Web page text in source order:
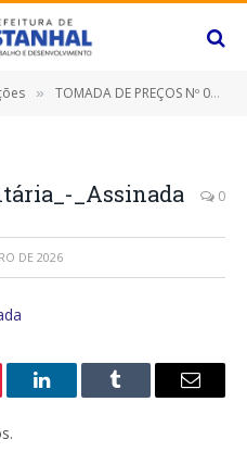
» TOMADA DE PREÇOS Nº 010/2021/PMC (CONTRATAÇÃO DE EMPRESA PARA A EXECUÇÃO DE SERVIÇOS DE MANUTENÇÃO PREVENTIVA E CORRETIVA, COM INSTALAÇÃO, IMPLANTAÇÃO, CONJUNTO DE ENERGIA SOLAR PARA O SISTEMA SEMAFÓRICO COM FORNECIMENTO DE MÃO DE OBRA)
_Assinada 0
DE 2026
O
Tumblr
E-